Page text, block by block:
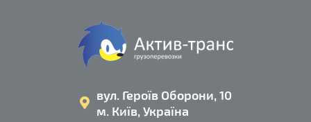
вул. Героїв Оборони, 10
м. Київ, Україна